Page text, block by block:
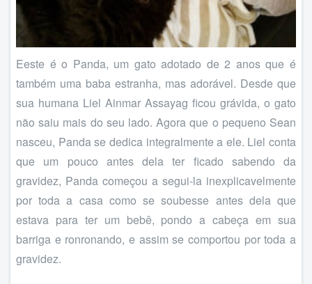
Eeste é o Panda, um gato adotado de 2 anos que é
também uma baba estranha, mas adorável. Desde que
sua humana Liel Ainmar Assayag ficou grávida, o gato
não saiu mais do seu lado. Agora que o pequeno Sean
nasceu, Panda se dedica integralmente a ele. Liel conta
que um pouco antes dela ter ficado sabendo da
gravidez, Panda começou a segui-la inexplicavelmente
por toda a casa como se soubesse antes dela que
estava para ter um bebê, pondo a cabeça em sua
barriga e ronronando, e assim se comportou por toda a
gravidez.